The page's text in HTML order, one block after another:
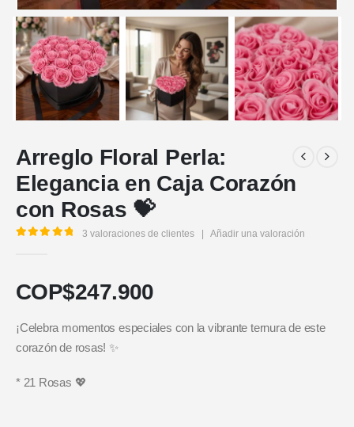
Arreglo Floral Perla:
Elegancia en Caja Corazón
con Rosas 💝
3 valoraciones de clientes | Añadir una valoración
COP$247.900
¡Celebra momentos especiales con la vibrante ternura de este
corazón de rosas! ✨
* 21 Rosas 💖